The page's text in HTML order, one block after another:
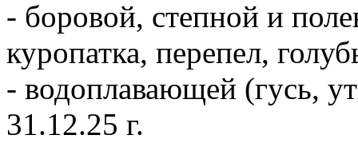
- боровой, степной и
куропатка, перепел,
- водоплавающей (гусь,
31.12.25 г.